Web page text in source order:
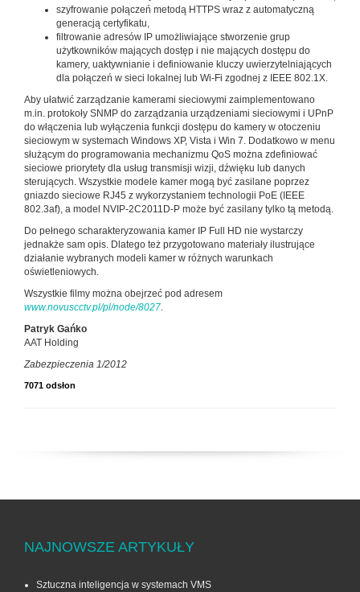
szyfrowanie połączeń metodą HTTPS wraz z automatyczną
generacją certyfikatu,
filtrowanie adresów IP umożliwiające stworzenie grup
użytkowników mających dostęp i nie mających dostępu do
kamery, uaktywnianie i definiowanie kluczy uwierzytelniających
dla połączeń w sieci lokalnej lub Wi-Fi zgodnej z IEEE 802.1X.
Aby ułatwić zarządzanie kamerami sieciowymi zaimplementowano
m.in. protokoły SNMP do zarządzania urządzeniami sieciowymi i UPnP
do włączenia lub wyłączenia funkcji dostępu do kamery w otoczeniu
sieciowym w systemach Windows XP, Vista i Win 7. Dodatkowo w menu
służącym do programowania mechanizmu QoS można zdefiniować
sieciowe priorytety dla usług transmisji wizji, dźwięku lub danych
sterujących. Wszystkie modele kamer mogą być zasilane poprzez
gniazdo sieciowe RJ45 z wykorzystaniem technologii PoE (IEEE
802.3af), a model NVIP-2C2011D-P może być zasilany tylko tą metodą.
Do pełnego scharakteryzowania kamer IP Full HD nie wystarczy
jednakże sam opis. Dlatego też przygotowano materiały ilustrujące
działanie wybranych modeli kamer w różnych warunkach
oświetleniowych.
Wszystkie filmy można obejrzeć pod adresem
www.novuscctv.pl/pl/node/8027.
Patryk Gańko
AAT Holding
Zabezpieczenia 1/2012
7071 odsłon
NAJNOWSZE ARTYKUŁY
Sztuczna inteligencja w systemach VMS